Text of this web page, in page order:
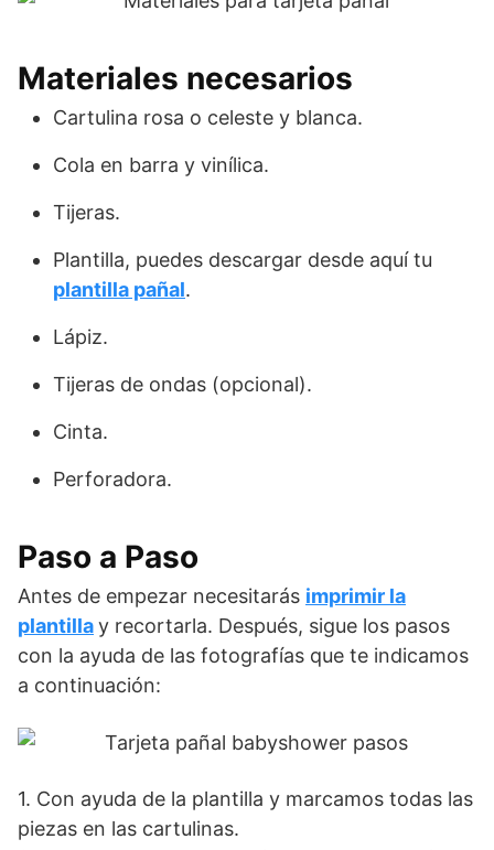
Materiales necesarios
Cartulina rosa o celeste y blanca.
Cola en barra y vinílica.
Tijeras.
Plantilla, puedes descargar desde aquí tu
plantilla pañal.
Lápiz.
Tijeras de ondas (opcional).
Cinta.
Perforadora.
Paso a Paso
Antes de empezar necesitarás imprimir la
plantillay recortarla. Después, sigue los pasos
con la ayuda de las fotografías que te indicamos
a continuación:
1. Con ayuda de la plantilla y marcamos todas las
piezas en las cartulinas.